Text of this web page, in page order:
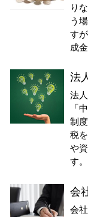
り
う
す
成
法
法
「
制
税
や
す
会
会